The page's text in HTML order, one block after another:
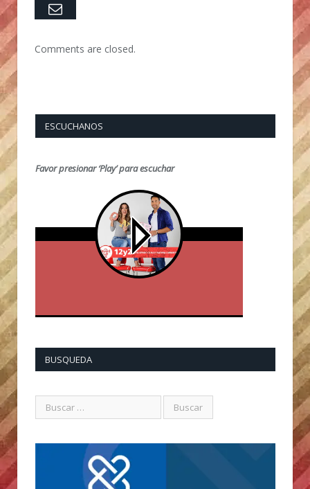
Email
Comments are closed.
ESCUCHANOS
Favor presionar ‘Play’ para escuchar
BUSQUEDA